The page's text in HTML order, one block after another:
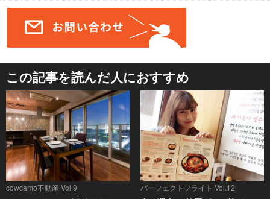
この記事を読んだ人におすすめ
cowcamo不動産 Vol.9 パーフェクトフライト Vol.12